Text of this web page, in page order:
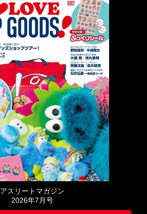
アスリートマガジン
2026年7月号